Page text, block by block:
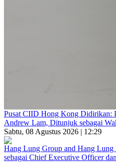
Pusat CIID Hong Kong Didirikan:
Andrew Lam, Ditunjuk sebagai
Sabtu, 08 Agustus 2026 | 12:29
Hang Lung Group and Hang Lung
sebagai Chief Executive Officer